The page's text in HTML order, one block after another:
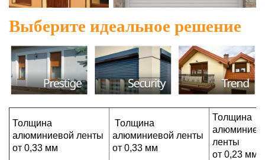
Выберите идеальное решение
Толщина
алюминиевой ленты
от 0,33 мм
Толщина
алюминиевой ленты
от 0,33 мм
Толщина
ленты
от 0,23 мм